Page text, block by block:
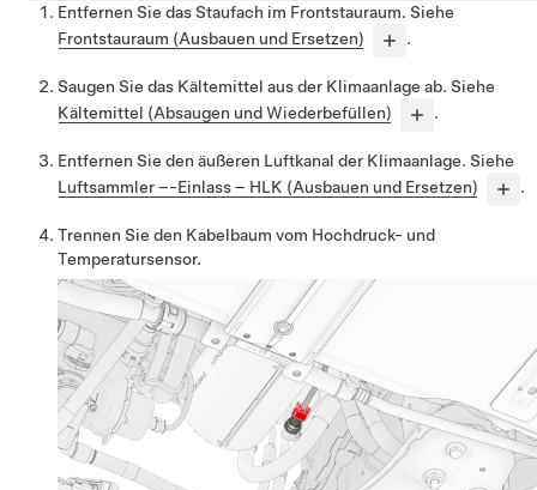
Entfernen Sie das Staufach im Frontstauraum. Siehe
Frontstauraum (Ausbauen und Ersetzen)
.
Saugen Sie das Kältemittel aus der Klimaanlage ab. Siehe
Kältemittel (Absaugen und Wiederbefüllen)
.
Entfernen Sie den äußeren Luftkanal der Klimaanlage. Siehe
Luftsammler –-Einlass – HLK (Ausbauen und Ersetzen)
.
Trennen Sie den Kabelbaum vom Hochdruck- und
Temperatursensor.